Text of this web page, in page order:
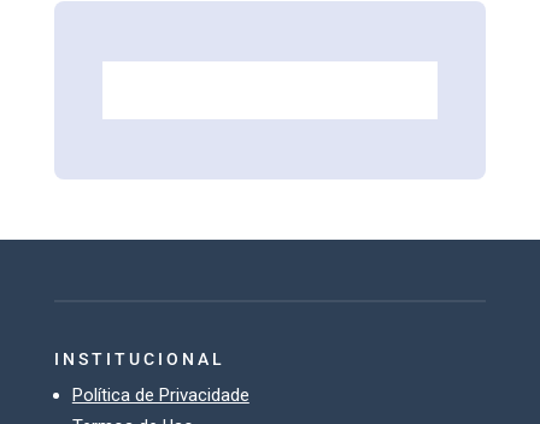
INSTITUCIONAL
Política de Privacidade